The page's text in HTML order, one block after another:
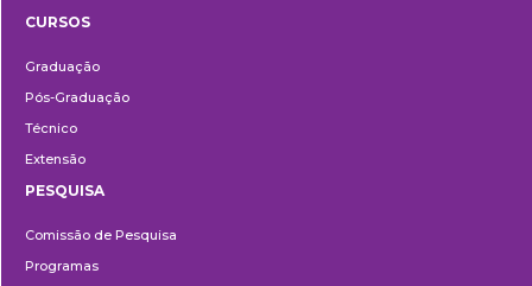
CURSOS
Graduação
Pós-Graduação
Técnico
Extensão
PESQUISA
Comissão de Pesquisa
Programas